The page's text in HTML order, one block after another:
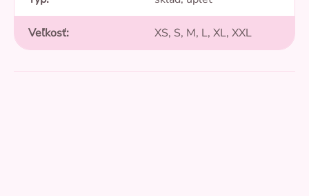
Veľkosť: XS, S, M, L, XL, XXL